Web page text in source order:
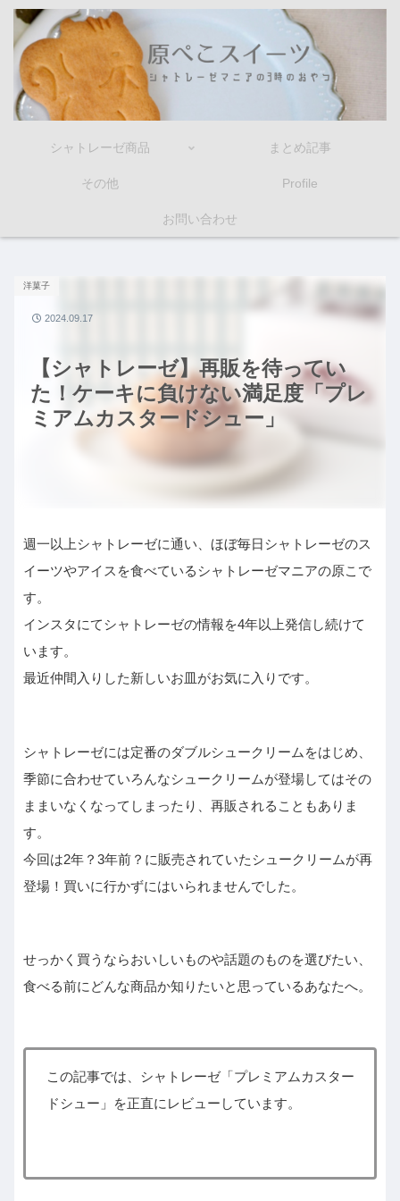
シャトレーゼ商品 まとめ記事
その他 Profile
お問い合わせ
【シャトレーゼ】再販を待ってい
た！ケーキに負けない満足度「プレ
ミアムカスタードシュー」
洋菓子
2024.09.17
週一以上シャトレーゼに通い、ほぼ毎日シャトレーゼのス
イーツやアイスを食べているシャトレーゼマニアの原こで
す。
インスタにてシャトレーゼの情報を4年以上発信し続けて
います。
最近仲間入りした新しいお皿がお気に入りです。
シャトレーゼには定番のダブルシュークリームをはじめ、
季節に合わせていろんなシュークリームが登場してはその
ままいなくなってしまったり、再販されることもありま
す。
今回は2年？3年前？に販売されていたシュークリームが再
登場！買いに行かずにはいられませんでした。
せっかく買うならおいしいものや話題のものを選びたい、
食べる前にどんな商品か知りたいと思っているあなたへ。
この記事では、シャトレーゼ「プレミアムカスター
ドシュー」を正直にレビューしています。